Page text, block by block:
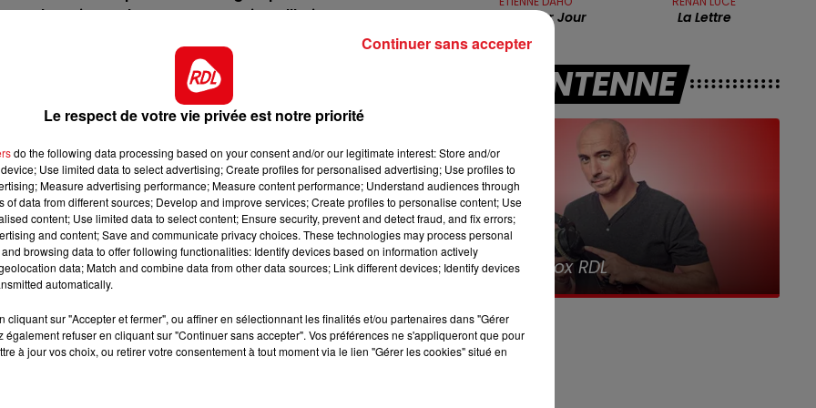
13h00 - 16h00 16h00 - 19h00
LE JUKEBOX RDL
ça devrait etre le cas encore aujourd'hui
de ses sorties. Mais sa dernière fin de course sur 2400
il y detiendrait une première chance.
en valeur 47, il est dans ce quinté en 40, avec des
il court sur ce tracé.
à la même valeur qu'aujourd'hui, depuis il a
de tableau, sa place est à l'arrivée.
dans un bon galop, dessus il a pris 3.5 kg par les
marge pour prendre un accessit.
néanmoins toujours bien sur sa fraîcheur. Avec Mr
il peut finir 4/5éme
trop secoué par son jockey, là où il a fini 5éme. Plus
fini plus près aujourd'hui
*******
Le Premier Jour La Lettre
A L'ANTENNE
16h00 - 19h00
Le Jukebox RDL
7h00 - 10h00
Debout c'est l'heure
Le respect de votre vie privée est notre priorité
do the following data processing based on your consent and/or our legitimate interest: Store and/or
Use limited data to select advertising; Create profiles for personalised advertising; Use profiles to
Measure advertising performance; Measure content performance; Understand audiences through
of data from different sources; Develop and improve services; Create profiles to personalise content; Use
content; Use limited data to select content; Ensure security, prevent and detect fraud, and fix errors;
and content; Save and communicate privacy choices. These technologies may process personal
browsing data to offer following functionalities: Identify devices based on information actively
data; Match and combine data from other data sources; Link different devices; Identify devices
automatically.
cliquant sur "Accepter et fermer", ou affiner en sélectionnant les finalités et/ou partenaires dans "Gérer
également refuser en cliquant sur "Continuer sans accepter". Vos préférences ne s'appliqueront que pour
à jour vos choix, ou retirer votre consentement à tout moment via le lien "Gérer les cookies" situé en
Continuer sans accepter